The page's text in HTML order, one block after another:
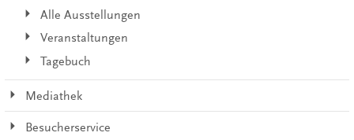
Alle Ausstellungen
Veranstaltungen
Tagebuch
Mediathek
Besucherservice